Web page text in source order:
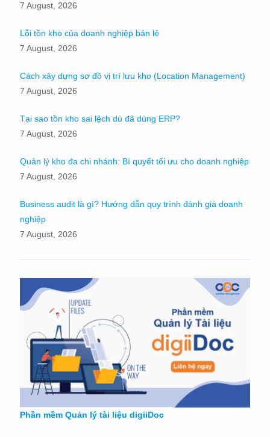
7 August, 2026
Lỗi tồn kho của doanh nghiệp bán lẻ
7 August, 2026
Cách xây dựng sơ đồ vị trí lưu kho (Location Management)
7 August, 2026
Tại sao tồn kho sai lệch dù đã dùng ERP?
7 August, 2026
Quản lý kho đa chi nhánh: Bí quyết tối ưu cho doanh nghiệp
7 August, 2026
Business audit là gì? Hướng dẫn quy trình đánh giá doanh
nghiệp
7 August, 2026
Phần mềm Quản lý tài liệu digiiDoc